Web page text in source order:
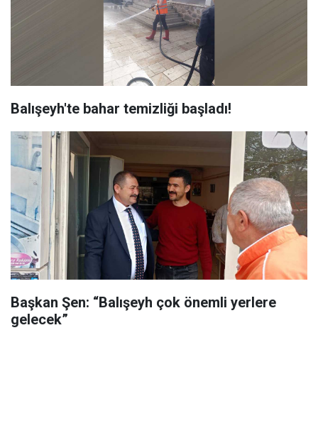
Balışeyh'te bahar temizliği başladı!
Başkan Şen: “Balışeyh çok önemli yerlere
gelecek”